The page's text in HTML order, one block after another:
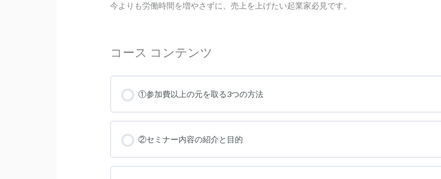
今よりも労働時間を増やさずに、売上を上げたい起業家必見です。
コース コンテンツ
①参加費以上の元を取る3つの方法
②セミナー内容の紹介と目的